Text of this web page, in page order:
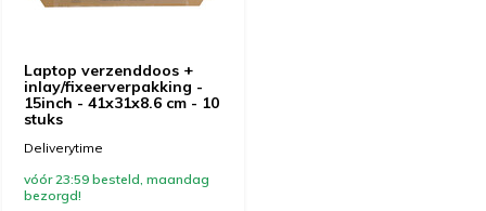
Laptop verzenddoos +
inlay/fixeerverpakking -
15inch - 41x31x8.6 cm - 10
stuks
Deliverytime
vóór 23:59 besteld, maandag
bezorgd!